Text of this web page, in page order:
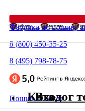
Фабрика по пошиву
8 (800) 450-35-25
8 (495) 798-78-75
Пошив на заказ
Каталог
Вход